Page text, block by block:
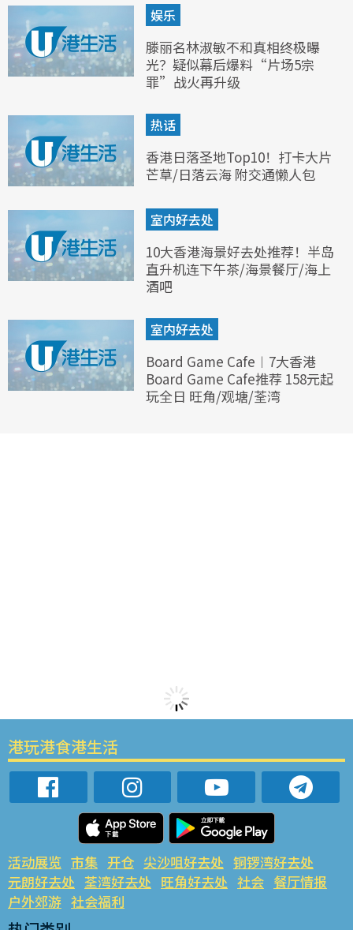
娱乐
滕丽名林淑敏不和真相终极曝
光？疑似幕后爆料“片场5宗
罪”战火再升级
热话
香港日落圣地Top10！打卡大片
芒草/日落云海 附交通懒人包
室内好去处
10大香港海景好去处推荐！半岛
直升机连下午茶/海景餐厅/海上
酒吧
室内好去处
Board Game Cafe︱7大香港
Board Game Cafe推荐 158元起
玩全日 旺角/观塘/荃湾
港玩港食港生活
活动展览 市集 开仓 尖沙咀好去处 铜锣湾好去处
元朗好去处 荃湾好去处 旺角好去处 社会 餐厅情报
户外郊游 社会福利